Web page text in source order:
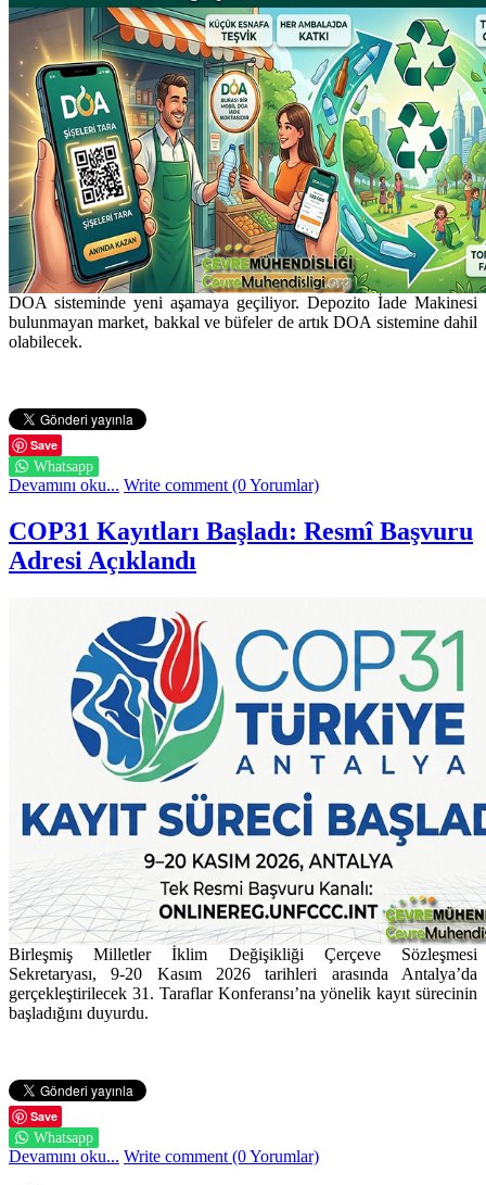
DOA sisteminde yeni aşamaya geçiliyor. Depozito İade Makinesi
bulunmayan market, bakkal ve büfeler de artık DOA sistemine dahil
olabilecek.
Save
Whatsapp
Devamını oku... Write comment (0 Yorumlar)
COP31 Kayıtları Başladı: Resmî Başvuru
Adresi Açıklandı
Birleşmiş Milletler İklim Değişikliği Çerçeve Sözleşmesi
Sekretaryası, 9-20 Kasım 2026 tarihleri arasında Antalya’da
gerçekleştirilecek 31. Taraflar Konferansı’na yönelik kayıt sürecinin
başladığını duyurdu.
Save
Whatsapp
Devamını oku... Write comment (0 Yorumlar)